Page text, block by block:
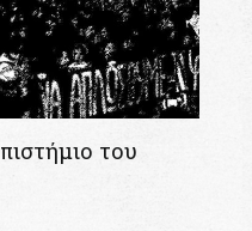
του